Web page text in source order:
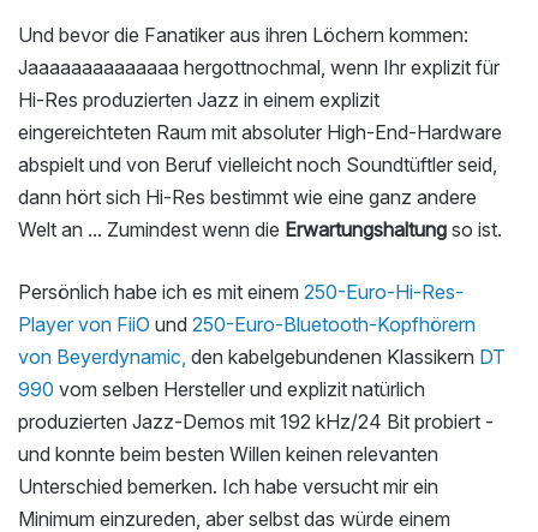
Und bevor die Fanatiker aus ihren Löchern kommen:
Jaaaaaaaaaaaaaa hergottnochmal, wenn Ihr explizit für
Hi-Res produzierten Jazz in einem explizit
eingereichteten Raum mit absoluter High-End-Hardware
abspielt und von Beruf vielleicht noch Soundtüftler seid,
dann hört sich Hi-Res bestimmt wie eine ganz andere
Welt an ... Zumindest wenn die Erwartungshaltung so ist.
Persönlich habe ich es mit einem 250-Euro-Hi-Res-
Player von FiiO und 250-Euro-Bluetooth-Kopfhörern
von Beyerdynamic, den kabelgebundenen Klassikern DT
990 vom selben Hersteller und explizit natürlich
produzierten Jazz-Demos mit 192 kHz/24 Bit probiert -
und konnte beim besten Willen keinen relevanten
Unterschied bemerken. Ich habe versucht mir ein
Minimum einzureden, aber selbst das würde einem